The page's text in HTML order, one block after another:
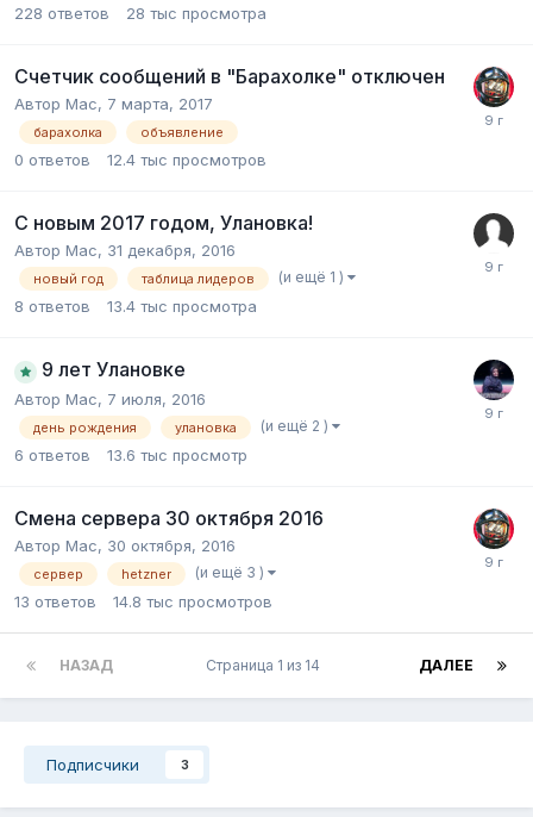
228 ответов 28 тыс просмотра
Счетчик сообщений в "Барахолке" отключен
Автор Mac, 7 марта, 2017
барахолка объявление
0 ответов 12.4 тыс просмотров
С новым 2017 годом, Улановка!
Автор Mac, 31 декабря, 2016
новый год таблица лидеров (и ещё 1 )
8 ответов 13.4 тыс просмотра
9 лет Улановке
Автор Mac, 7 июля, 2016
день рождения улановка (и ещё 2 )
6 ответов 13.6 тыс просмотр
Смена сервера 30 октября 2016
Автор Mac, 30 октября, 2016
сервер hetzner (и ещё 3 )
13 ответов 14.8 тыс просмотров
НАЗАД ДАЛЕЕ
Страница 1 из 14
Подписчики 3